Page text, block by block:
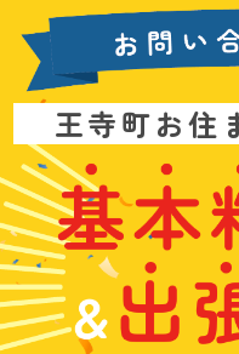
合
わ
せ
は
こ
ち
ら
王寺町お住
本
料
金
&
出
張
料
無
料
漏
れ
や
詰
ま
り
、
水
の
6
日
年
中
無
休
で
お